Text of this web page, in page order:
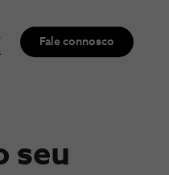
Fale connosco
seu